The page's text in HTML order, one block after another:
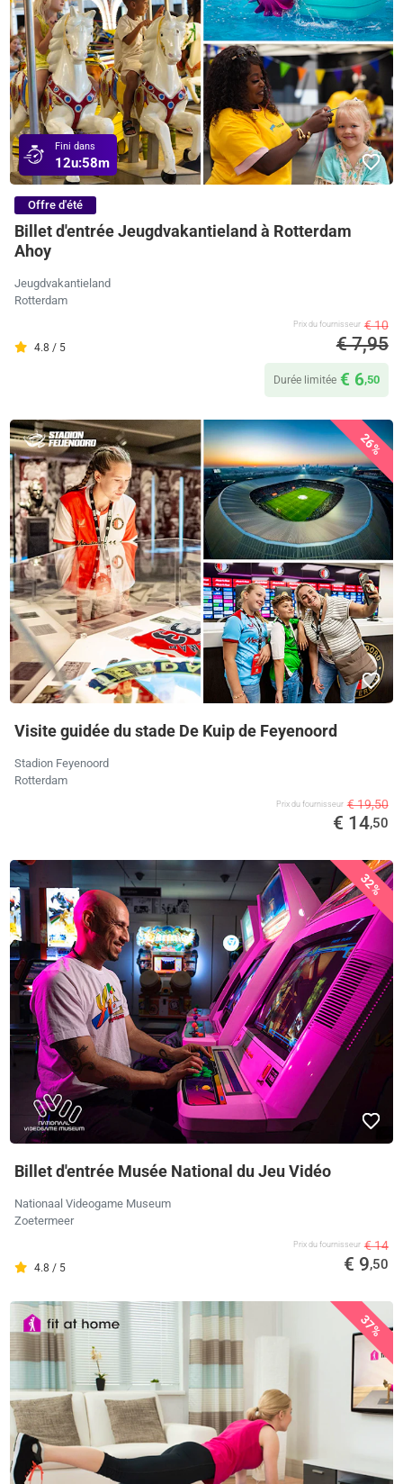
Fini dans
12u:58m
Offre d'été
Billet d'entrée Jeugdvakantieland à Rotterdam
Ahoy
Jeugdvakantieland
Rotterdam
4.8 / 5
Prix ​​du fournisseur € 10
€ 7,95
Durée limitée € 6,50
26%
Visite guidée du stade De Kuip de Feyenoord
Stadion Feyenoord
Rotterdam
Prix ​​du fournisseur € 19,50
€ 14,50
32%
Billet d'entrée Musée National du Jeu Vidéo
Nationaal Videogame Museum
Zoetermeer
4.8 / 5
Prix ​​du fournisseur € 14
€ 9,50
37%